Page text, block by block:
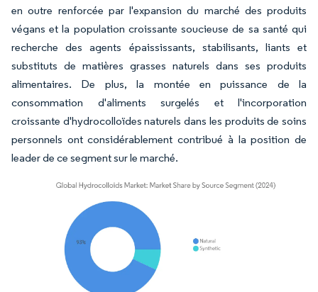
en outre renforcée par l'expansion du marché des produits
végans et la population croissante soucieuse de sa santé qui
recherche des agents épaississants, stabilisants, liants et
substituts de matières grasses naturels dans ses produits
alimentaires. De plus, la montée en puissance de la
consommation d'aliments surgelés et l'incorporation
croissante d'hydrocolloïdes naturels dans les produits de soins
personnels ont considérablement contribué à la position de
leader de ce segment sur le marché.